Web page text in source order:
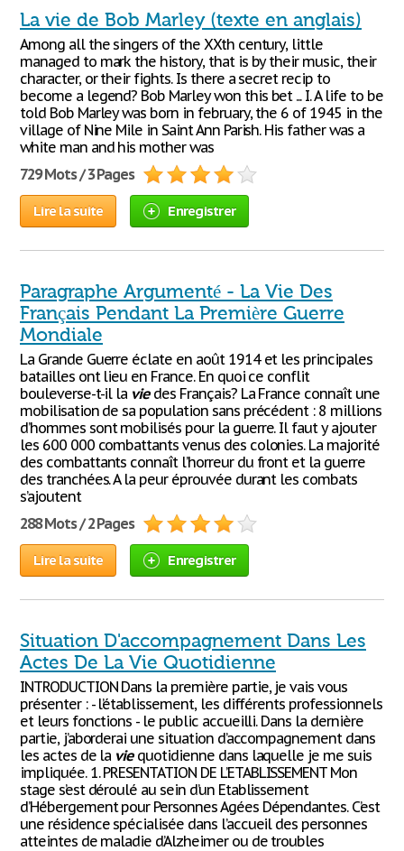
La vie de Bob Marley (texte en anglais)
Among all the singers of the XXth century, little
managed to mark the history, that is by their music, their
character, or their fights. Is there a secret recip to
become a legend? Bob Marley won this bet ... I. A life to be
told Bob Marley was born in february, the 6 of 1945 in the
village of Nine Mile in Saint Ann Parish. His father was a
white man and his mother was
729 Mots / 3 Pages
Lire la suite Enregistrer
Paragraphe Argumenté - La Vie Des
Français Pendant La Première Guerre
Mondiale
La Grande Guerre éclate en août 1914 et les principales
batailles ont lieu en France. En quoi ce conflit
bouleverse-t-il la viedes Français? La France connaît une
mobilisation de sa population sans précédent : 8 millions
d’hommes sont mobilisés pour la guerre. Il faut y ajouter
les 600 000 combattants venus des colonies. La majorité
des combattants connaît l’horreur du front et la guerre
des tranchées. A la peur éprouvée durant les combats
s’ajoutent
288 Mots / 2 Pages
Lire la suite Enregistrer
Situation D'accompagnement Dans Les
Actes De La Vie Quotidienne
INTRODUCTION Dans la première partie, je vais vous
présenter : - l’établissement, les différents professionnels
et leurs fonctions - le public accueilli. Dans la dernière
partie, j’aborderai une situation d’accompagnement dans
les actes de la viequotidienne dans laquelle je me suis
impliquée. 1. PRESENTATION DE L’ETABLISSEMENT Mon
stage s’est déroulé au sein d’un Etablissement
d’Hébergement pour Personnes Agées Dépendantes. C’est
une résidence spécialisée dans l’accueil des personnes
atteintes de maladie d’Alzheimer ou de troubles